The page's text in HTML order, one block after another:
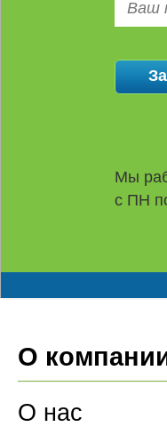
Мы
с ПН
О
О нас